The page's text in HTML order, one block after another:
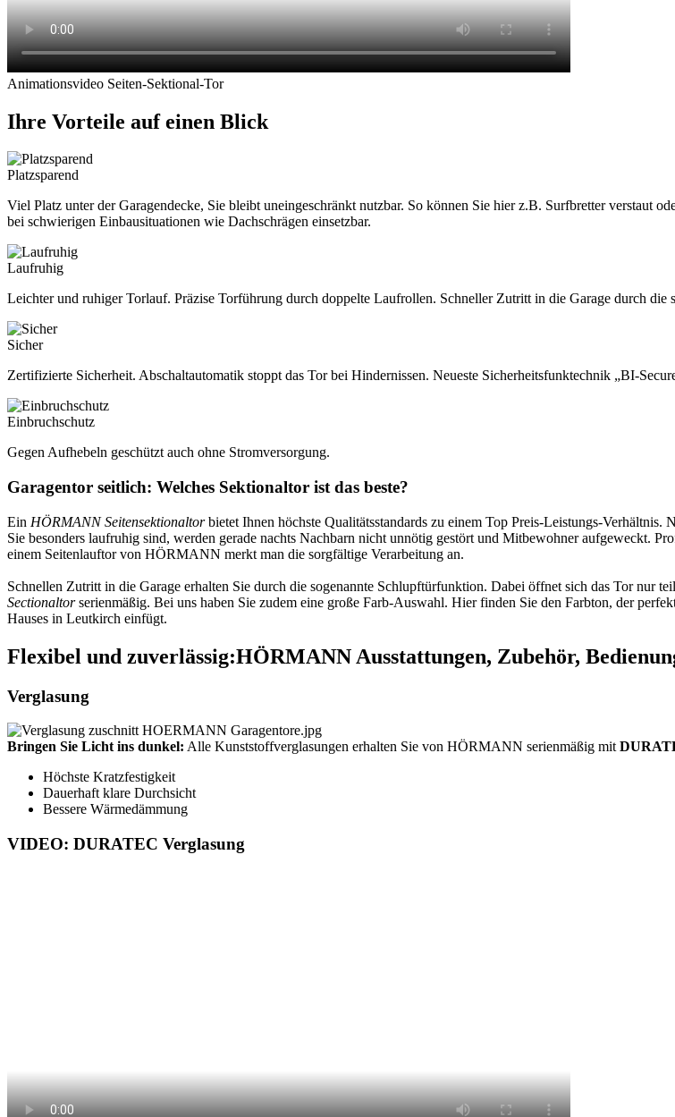
Animationsvideo Seiten-Sektional-Tor
Ihre Vorteile auf einen Blick
Platzsparend
Viel Platz unter der Garagendecke, Sie bleibt uneingeschränkt nutzbar. So können Sie hier z.B. Surfbretter verstaut
bei schwierigen Einbausituationen wie Dachschrägen einsetzbar.
Laufruhig
Leichter und ruhiger Torlauf. Präzise Torführung durch doppelte Laufrollen. Schneller Zutritt in die Garage durch
Sicher
Zertifizierte Sicherheit. Abschaltautomatik stoppt das Tor bei Hindernissen. Neueste Sicherheitsfunktechnik „BI-
Einbruchschutz
Gegen Aufhebeln geschützt auch ohne Stromversorgung.
Garagentor seitlich: Welches Sektionaltor ist das beste?
Ein HÖRMANN Seitensektionaltorbietet Ihnen höchste Qualitätsstandards zu einem Top Preis-Leistungs-
Sie besonders laufruhig sind, werden gerade nachts Nachbarn nicht unnötig gestört und Mitbewohner aufgeweckt.
einem Seitenlauftor von HÖRMANN merkt man die sorgfältige Verarbeitung an.
Schnellen Zutritt in die Garage erhalten Sie durch die sogenannte Schlupftürfunktion. Dabei öffnet sich das Tor nur
Sectionaltorserienmäßig. Bei uns haben Sie zudem eine große Farb-Auswahl. Hier finden Sie den Farbton, der
Hauses in Leutkirch einfügt.
Flexibel und zuverlässig:HÖRMANN Ausstattungen, Zubehör,
Verglasung
Bringen Sie Licht ins dunkel: Alle Kunststoffverglasungen erhalten Sie von HÖRMANN serienmäßig mit
Höchste Kratzfestigkeit
Dauerhaft klare Durchsicht
Bessere Wärmedämmung
VIDEO: DURATEC Verglasung